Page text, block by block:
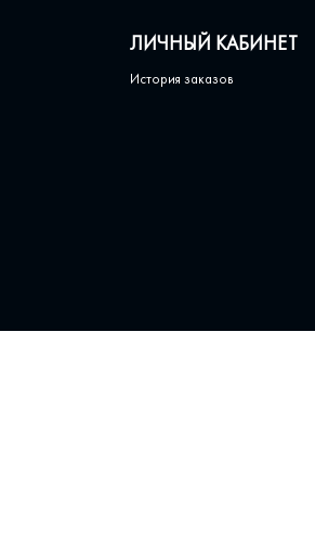
ЛИЧНЫЙ КАБИНЕТ
История заказов